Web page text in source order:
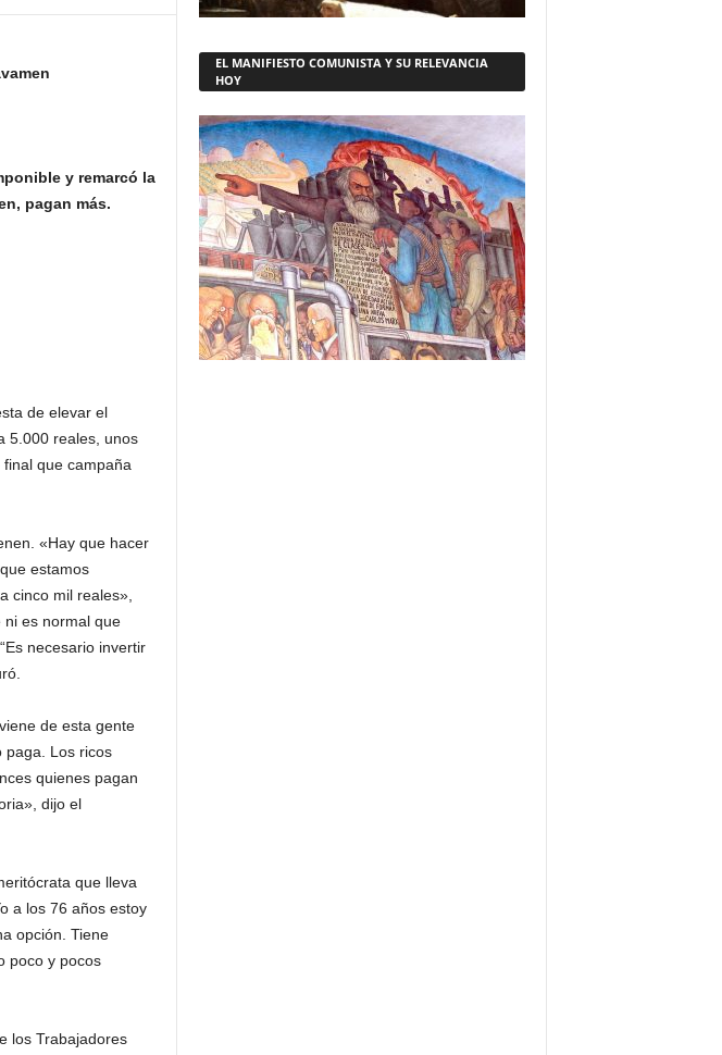
y remarcó la
pagan más.
de elevar el
5.000 reales, unos
que campaña
«Hay que hacer
estamos
cinco mil reales»,
ni es normal que
necesario invertir
de esta gente
paga. Los ricos
quienes pagan
dijo el
que lleva
a los 76 años estoy
opción. Tiene
poco y pocos
los Trabajadores
EL MANIFIESTO COMUNISTA Y SU RELEVANCIA
HOY